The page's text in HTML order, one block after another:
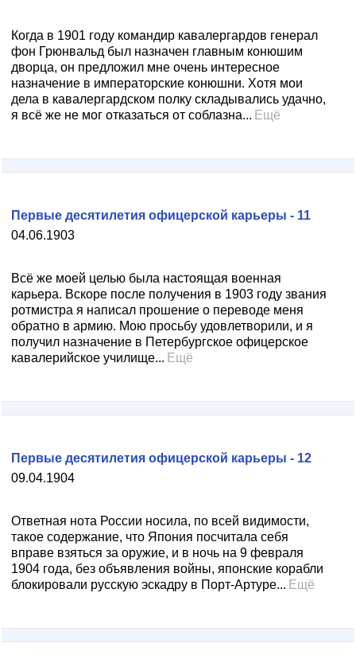
Когда в 1901 году командир кавалергардов генерал
фон Грюнвальд был назначен главным конюшим
дворца, он предложил мне очень интересное
назначение в императорские конюшни. Хотя мои
дела в кавалергардском полку складывались удачно,
я всё же не мог отказаться от соблазна... Ещё
04.06.1903
Первые десятилетия офицерской карьеры - 11
Всё же моей целью была настоящая военная
карьера. Вскоре после получения в 1903 году звания
ротмистра я написал прошение о переводе меня
обратно в армию. Мою просьбу удовлетворили, и я
получил назначение в Петербургское офицерское
кавалерийское училище... Ещё
09.04.1904
Первые десятилетия офицерской карьеры - 12
Ответная нота России носила, по всей видимости,
такое содержание, что Япония посчитала себя
вправе взяться за оружие, и в ночь на 9 февраля
1904 года, без объявления войны, японские корабли
блокировали русскую эскадру в Порт-Артуре... Ещё